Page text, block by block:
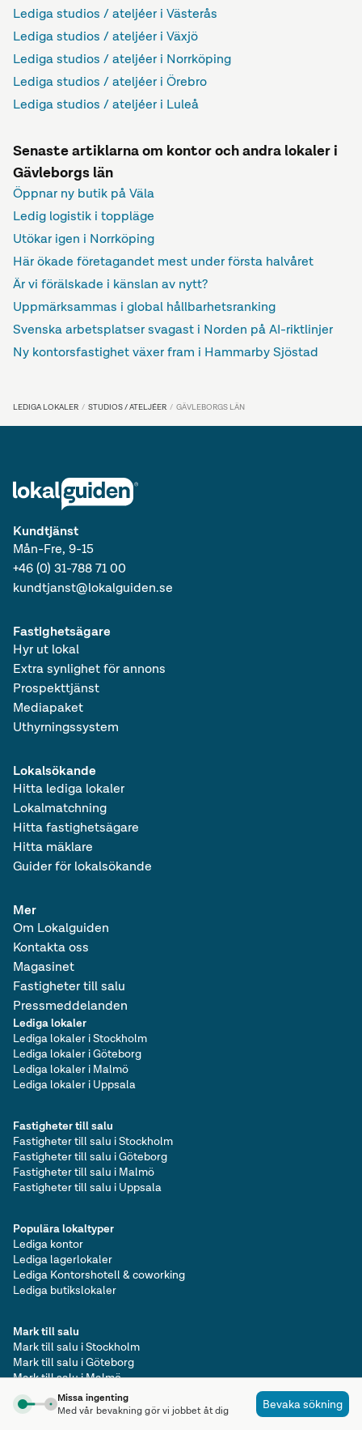
Lediga studios / ateljéer i Västerås
Lediga studios / ateljéer i Växjö
Lediga studios / ateljéer i Norrköping
Lediga studios / ateljéer i Örebro
Lediga studios / ateljéer i Luleå
Senaste artiklarna om kontor och andra lokaler i
Gävleborgs län
Öppnar ny butik på Väla
Ledig logistik i toppläge
Utökar igen i Norrköping
Här ökade företagandet mest under första halvåret
Är vi förälskade i känslan av nytt?
Uppmärksammas i global hållbarhetsranking
Svenska arbetsplatser svagast i Norden på AI-riktlinjer
Ny kontorsfastighet växer fram i Hammarby Sjöstad
Missa ingenting
Med vår bevakning gör vi jobbet åt dig
Bevaka sökning
LEDIGA LOKALER STUDIOS / ATELJÉER GÄVLEBORGS LÄN
Kundtjänst
Mån-Fre, 9-15
+46 (0) 31-788 71 00
kundtjanst@lokalguiden.se
Lokalsökande
Hitta lediga lokaler
Lokalmatchning
Hitta fastighetsägare
Hitta mäklare
Guider för lokalsökande
Fastighetsägare
Hyr ut lokal
Extra synlighet för annons
Prospekttjänst
Mediapaket
Uthyrningssystem
Mer
Om Lokalguiden
Kontakta oss
Magasinet
Fastigheter till salu
Pressmeddelanden
Lediga lokaler
Lediga lokaler i Stockholm
Lediga lokaler i Göteborg
Lediga lokaler i Malmö
Lediga lokaler i Uppsala
Populära lokaltyper
Lediga kontor
Lediga lagerlokaler
Lediga Kontorshotell & coworking
Lediga butikslokaler
Fastigheter till salu
Fastigheter till salu i Stockholm
Fastigheter till salu i Göteborg
Fastigheter till salu i Malmö
Fastigheter till salu i Uppsala
Mark till salu
Mark till salu i Stockholm
Mark till salu i Göteborg
Mark till salu i Malmö
Mark till salu i Uppsala
Prenumerera på nyhetsbrev